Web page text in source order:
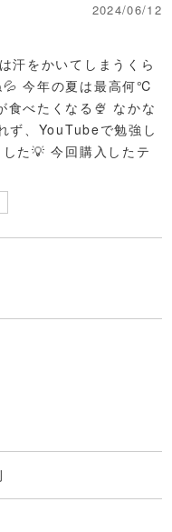
2024/06/12
汗をかいてしまうくら
💦 今年の夏は最高何℃
べたくなる🍨 なかな
ず、YouTubeで勉強し
た💡 今回購入したテ